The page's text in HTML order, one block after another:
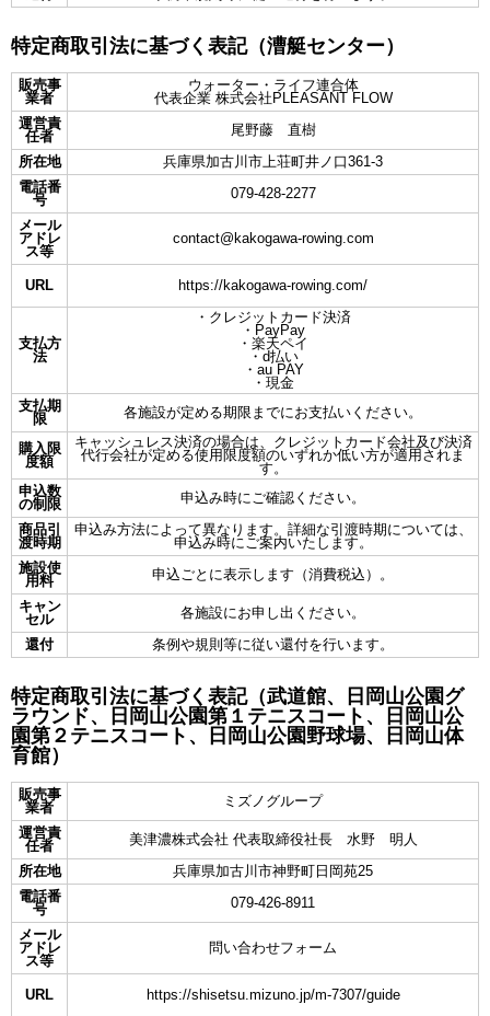
特定商取引法に基づく表記（漕艇センター）
販売事
業者
ウォーター・ライフ連合体
代表企業 株式会社PLEASANT FLOW
運営責
任者
尾野藤 直樹
所在地
兵庫県加古川市上荘町井ノ口361-3
電話番
号
079-428-2277
メール
アドレ
ス等
contact@kakogawa-rowing.com
URL https://kakogawa-rowing.com/
支払方
法
・クレジットカード決済
・PayPay
・楽天ペイ
・d払い
・au PAY
・現金
支払期
限
各施設が定める期限までにお支払いください。
購入限
度額
キャッシュレス決済の場合は、クレジットカード会社及び決済
代行会社が定める使用限度額のいずれか低い方が適用されま
す。
申込数
の制限
申込み時にご確認ください。
商品引
渡時期
申込み方法によって異なります。詳細な引渡時期については、
申込み時にご案内いたします。
施設使
用料
申込ごとに表示します（消費税込）。
キャン
セル
各施設にお申し出ください。
還付
条例や規則等に従い還付を行います。
特定商取引法に基づく表記（武道館、日岡山公園グ
ラウンド、日岡山公園第１テニスコート、日岡山公
園第２テニスコート、日岡山公園野球場、日岡山体
育館）
販売事
業者
ミズノグループ
運営責
任者
美津濃株式会社 代表取締役社長 水野 明人
所在地
兵庫県加古川市神野町日岡苑25
電話番
号
079-426-8911
メール
アドレ
ス等
問い合わせフォーム
URL https://shisetsu.mizuno.jp/m-7307/guide